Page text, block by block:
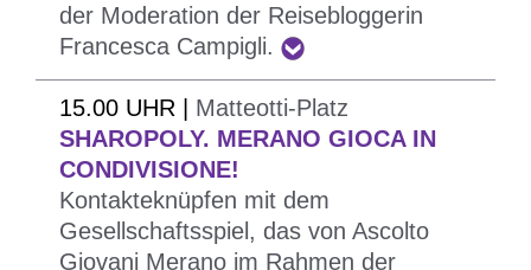
neue überraschende Aspekte zu entdecken.
Das Festival beginnt mit einem weitläufigen Event:
Vom Waltherplatz aus entdecken die Teilnehmer
und Teilnehmerinnen mit dem eigenen
Smartphone und der App artwalks, die von den
Jugendlichen des Projektes make it visible *
entwickelt wurde, Bozen auf eine neue Weise und
lernen dabei versteckte Geschichten von „alten“
der Moderation der Reisebloggerin
Francesca Campigli.
15.00 UHR | Matteotti-Platz
SHAROPOLY. MERANO GIOCA IN
CONDIVISIONE!
Kontakteknüpfen mit dem
Gesellschaftsspiel, das von Ascolto
Giovani Merano im Rahmen der